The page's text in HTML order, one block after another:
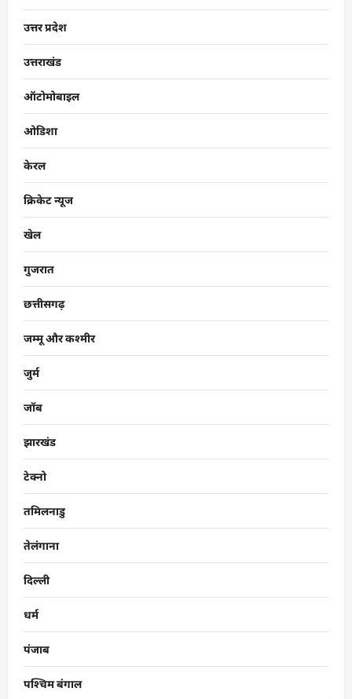
उत्तर प्रदेश
उत्तराखंड
ऑटोमोबाइल
ओडिशा
केरल
क्रिकेट न्यूज
खेल
गुजरात
छत्तीसगढ़
जम्मू और कश्मीर
जुर्म
जॉब
झारखंड
टेक्नो
तमिलनाडु
तेलंगाना
दिल्ली
धर्म
पंजाब
पश्चिम बंगाल